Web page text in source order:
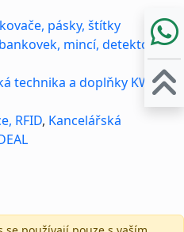
pásky, štítky
mincí, detektory
technika a doplňky KW-
RFID, Kancelářská